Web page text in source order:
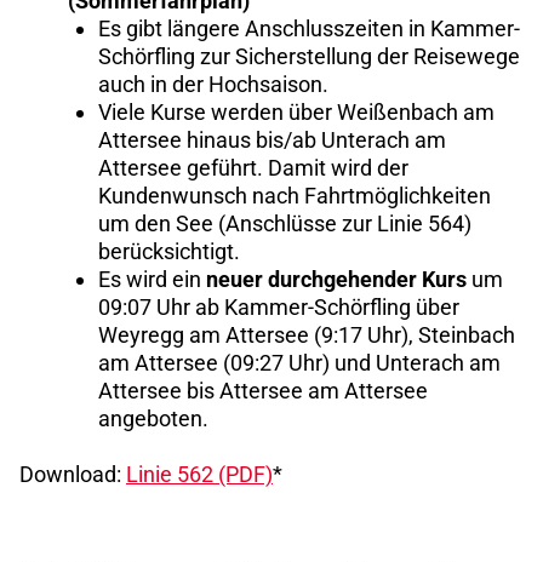
Es gibt längere Anschlusszeiten in Kammer-
Schörfling zur Sicherstellung der Reisewege
auch in der Hochsaison.
Viele Kurse werden über Weißenbach am
Attersee hinaus bis/ab Unterach am
Attersee geführt. Damit wird der
Kundenwunsch nach Fahrtmöglichkeiten
um den See (Anschlüsse zur Linie 564)
berücksichtigt.
Es wird ein neuer durchgehender Kurs um
09:07 Uhr ab Kammer-Schörfling über
Weyregg am Attersee (9:17 Uhr), Steinbach
am Attersee (09:27 Uhr) und Unterach am
Attersee bis Attersee am Attersee
angeboten.
Download: Linie 562 (PDF)*